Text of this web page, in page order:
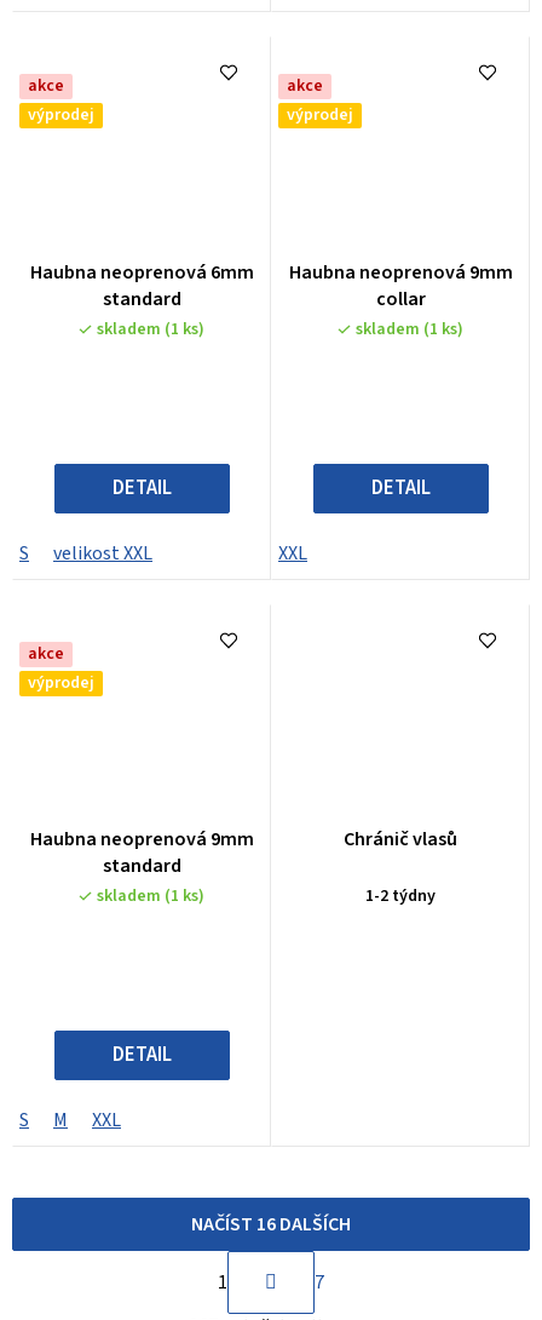
akce
výprodej
Haubna neoprenová 6mm
standard
skladem (1 ks)
DETAIL
S velikost XXL
akce
výprodej
Haubna neoprenová 9mm
collar
skladem (1 ks)
DETAIL
XXL
akce
výprodej
Haubna neoprenová 9mm
standard
hodnocení
produktu
je
skladem (1 ks)
DETAIL
S M XXL
Chránič vlasů
1-2 týdny
O
NAČÍST 16 DALŠÍCH
t
1
7